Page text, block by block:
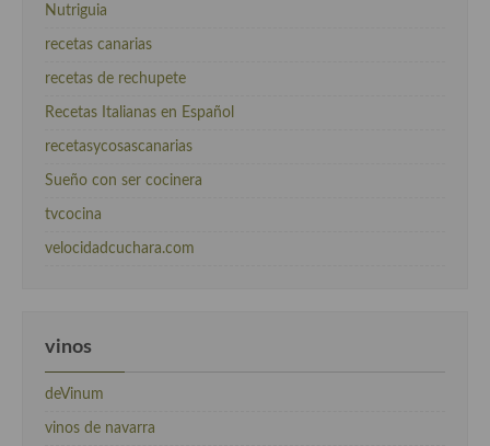
Nutriguia
recetas canarias
recetas de rechupete
Recetas Italianas en Español
recetasycosascanarias
Sueño con ser cocinera
tvcocina
velocidadcuchara.com
vinos
deVinum
vinos de navarra